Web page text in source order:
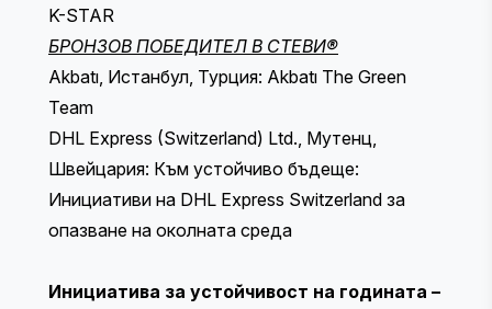
K-STAR
БРОНЗОВ ПОБЕДИТЕЛ В СТЕВИ®
Akbatı, Истанбул, Турция: Akbatı The Green
Team
DHL Express (Switzerland) Ltd., Мутенц,
Швейцария: Към устойчиво бъдеще:
Инициативи на DHL Express Switzerland за
опазване на околната среда
Инициатива за устойчивост на годината –